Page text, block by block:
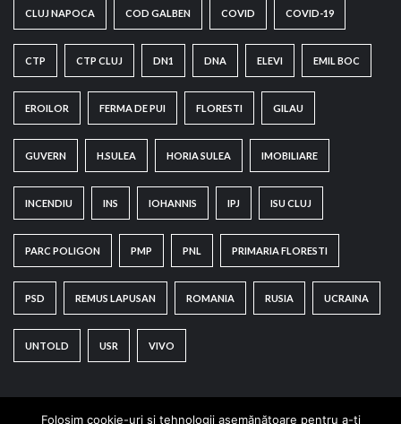
CLUJ NAPOCA COD GALBEN COVID COVID-19
CTP CTP CLUJ DN1 DNA ELEVI EMIL BOC
EROILOR FERMA DE PUI FLORESTI GILAU
GUVERN H.SULEA HORIA SULEA IMOBILIARE
INCENDIU INS IOHANNIS IPJ ISU CLUJ
PARC POLIGON PMP PNL PRIMARIA FLORESTI
PSD REMUS LAPUSAN ROMANIA RUSIA UCRAINA
UNTOLD USR VIVO
Folosim cookie-uri și tehnologii asemănătoare pentru a-ți